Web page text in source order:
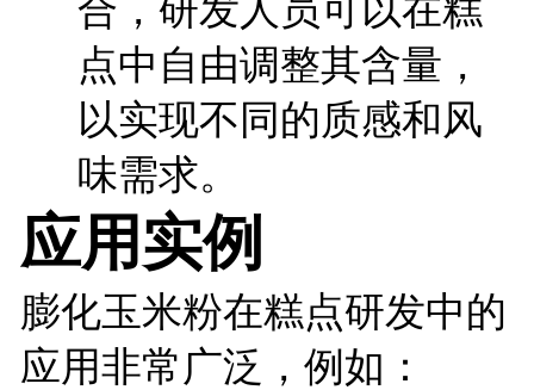
点中自由调整其含量，
以实现不同的质感和风
味需求。
应用实例
膨化玉米粉在糕点研发中的
应用非常广泛，例如：